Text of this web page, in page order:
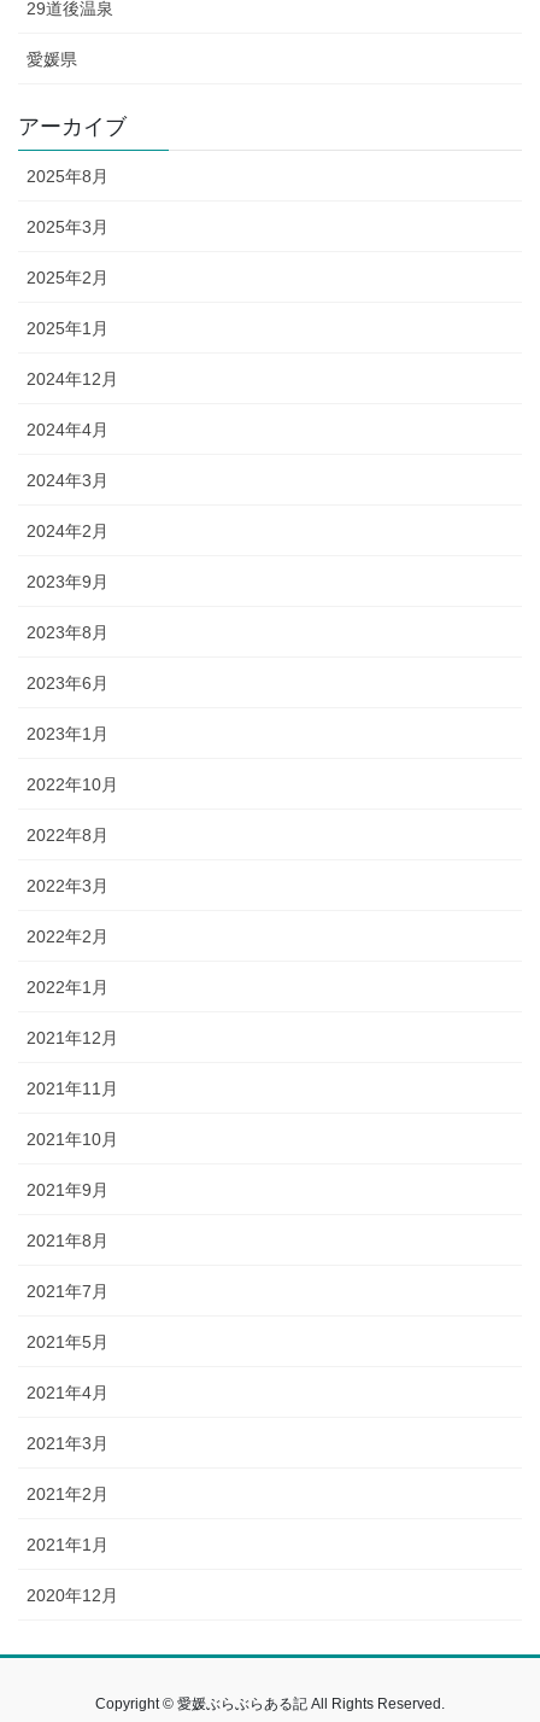
29道後温泉
愛媛県
アーカイブ
2025年8月
2025年3月
2025年2月
2025年1月
2024年12月
2024年4月
2024年3月
2024年2月
2023年9月
2023年8月
2023年6月
2023年1月
2022年10月
2022年8月
2022年3月
2022年2月
2022年1月
2021年12月
2021年11月
2021年10月
2021年9月
2021年8月
2021年7月
2021年5月
2021年4月
2021年3月
2021年2月
2021年1月
2020年12月
Copyright © 愛媛ぶらぶらある記 All Rights Reserved.